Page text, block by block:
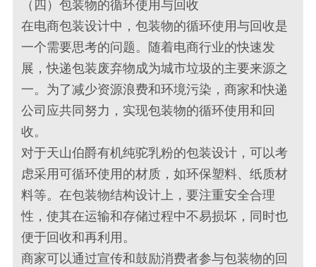
（四）包装物的循环使用与回收
在电商包装设计中，包装物的循环使用与回收是
一个需要思考的问题。随着电商行业的快速发
展，快递包装废弃物成为城市垃圾的主要来源之
一。为了减少资源浪费和环境污染，商家和快递
公司应共同努力，实现包装物的循环使用和回
收。
对于天山伯爵有机纯驼乳粉的包装设计，可以考
虑采用可循环使用的材质，如环保塑料、纸质材
料等。在包装物结构设计上，要注重安全合理
性，使其在运输和存储过程中不易损坏，同时也
便于回收和再利用。
商家可以通过宣传和鼓励消费者参与包装物的回